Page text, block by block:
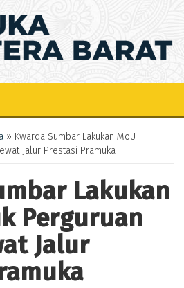
» Kwarda Sumbar Lakukan MoU
Jalur Prestasi Pramuka
Lakukan
Perguruan
Jalur